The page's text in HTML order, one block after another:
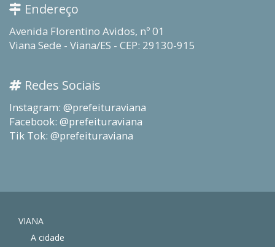
Endereço
Avenida Florentino Avidos, nº 01
Viana Sede - Viana/ES - CEP: 29130-915
Redes Sociais
Instagram: @prefeituraviana
Facebook: @prefeituraviana
Tik Tok: @prefeituraviana
VIANA
A cidade